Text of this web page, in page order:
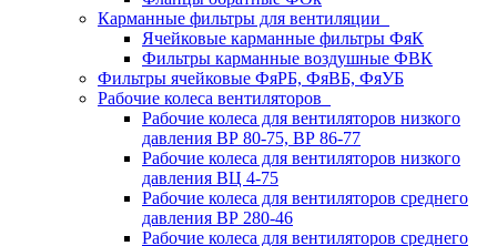
Карманные фильтры для вентиляции
Ячейковые карманные фильтры ФяК
Фильтры карманные воздушные ФВК
Фильтры ячейковые ФяРБ, ФяВБ, ФяУБ
Рабочие колеса вентиляторов
Рабочие колеса для вентиляторов низкого
давления ВР 80-75, ВР 86-77
Рабочие колеса для вентиляторов низкого
давления ВЦ 4-75
Рабочие колеса для вентиляторов среднего
давления ВР 280-46
Рабочие колеса для вентиляторов среднего